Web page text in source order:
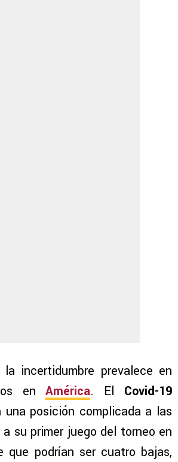
incertidumbre prevalece en
enAmérica. El Covid-19
una posición complicada a las
su primer juego del torneo en
que podrían ser cuatro bajas,